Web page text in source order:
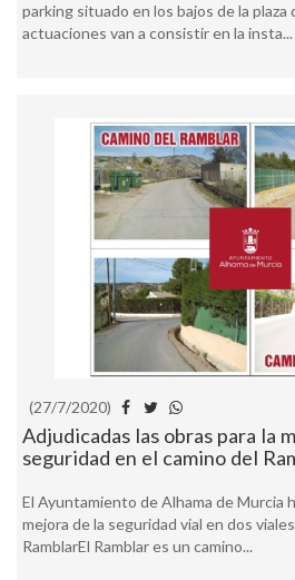
parking situado en los bajos de la
actuaciones van a consistir en la insta...
(27/7/2020)
Adjudicadas las obras para la
seguridad en el camino del
El Ayuntamiento de Alhama de Murcia
mejora de la seguridad vial en dos
RamblarEl Ramblar es un camino...